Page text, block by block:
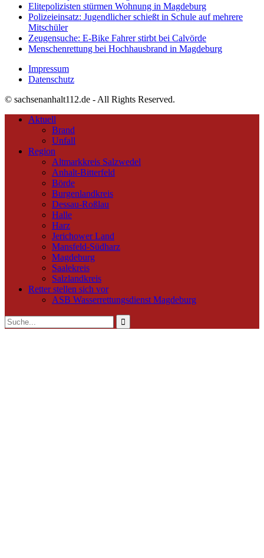
Elitepolizisten stürmen Wohnung in Magdeburg
Polizeieinsatz: Jugendlicher schießt in Schule auf mehrere
Mitschüler
Zeugensuche: E-Bike Fahrer stirbt bei Calvörde
Menschenrettung bei Hochhausbrand in Magdeburg
Impressum
Datenschutz
© sachsenanhalt112.de - All Rights Reserved.
Aktuell
Brand
Unfall
Region
Altmarkkreis Salzwedel
Anhalt-Bitterfeld
Börde
Burgenlandkreis
Dessau-Roßlau
Halle
Harz
Jerichower Land
Mansfeld-Südharz
Magdeburg
Saalekreis
Salzlandkreis
Retter stellen sich vor
ASB Wasserrettungsdienst Magdeburg